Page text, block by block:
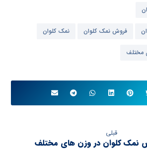
فروش نمک کلوان نمک کلوان
مختلف
قبلی
نمک کلوان در وزن های مختلف